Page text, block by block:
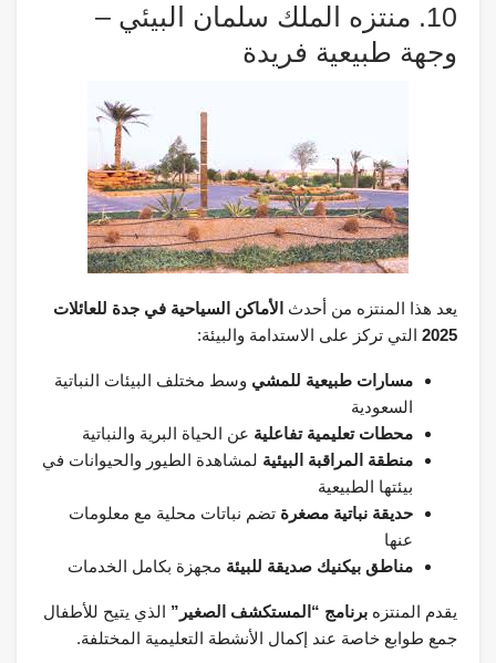
10. منتزه الملك سلمان البيئي –
وجهة طبيعية فريدة
يعد هذا المنتزه من أحدث الأماكن السياحية في جدة للعائلات
2025 التي تركز على الاستدامة والبيئة:
مسارات طبيعية للمشي وسط مختلف البيئات النباتية
السعودية
محطات تعليمية تفاعلية عن الحياة البرية والنباتية
منطقة المراقبة البيئية لمشاهدة الطيور والحيوانات في
بيئتها الطبيعية
حديقة نباتية مصغرة تضم نباتات محلية مع معلومات
عنها
مناطق بيكنيك صديقة للبيئة مجهزة بكامل الخدمات
يقدم المنتزه برنامج “المستكشف الصغير” الذي يتيح للأطفال
جمع طوابع خاصة عند إكمال الأنشطة التعليمية المختلفة.